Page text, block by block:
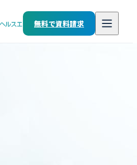
株式会社アリトンシステム研究
無料で資料請求